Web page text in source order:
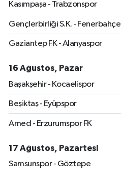
Kasımpaşa - Trabzonspor
Gençlerbirliği S.K. - Fenerbahçe
Gaziantep FK - Alanyaspor
16 Ağustos, Pazar
Başakşehir - Kocaelispor
Beşiktaş - Eyüpspor
Amed - Erzurumspor FK
17 Ağustos, Pazartesi
Samsunspor - Göztepe